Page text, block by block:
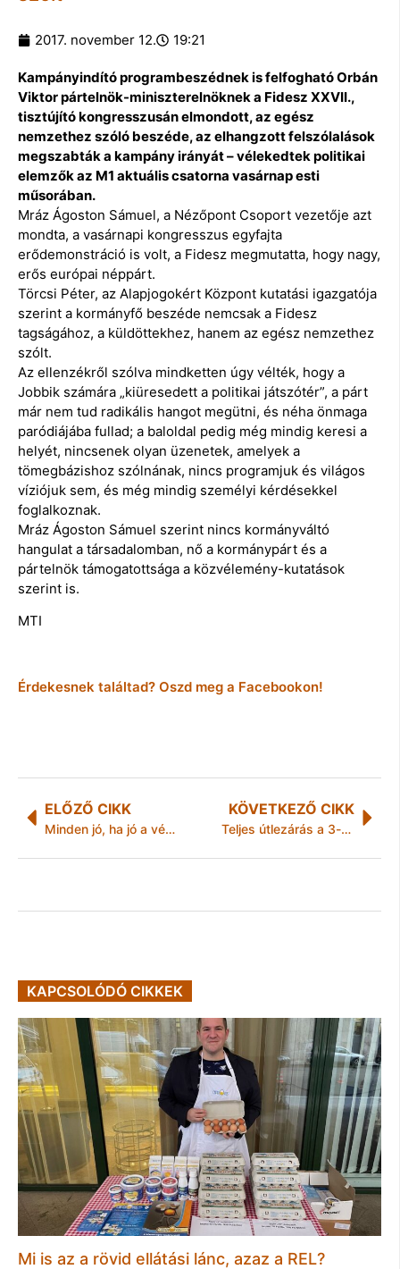
2017. november 12. 19:21
Kampányindító programbeszédnek is felfogható Orbán
Viktor pártelnök-miniszterelnöknek a Fidesz XXVII.,
tisztújító kongresszusán elmondott, az egész
nemzethez szóló beszéde, az elhangzott felszólalások
megszabták a kampány irányát – vélekedtek politikai
elemzők az M1 aktuális csatorna vasárnap esti
műsorában.
Mráz Ágoston Sámuel, a Nézőpont Csoport vezetője azt
mondta, a vasárnapi kongresszus egyfajta
erődemonstráció is volt, a Fidesz megmutatta, hogy nagy,
erős európai néppárt.
Törcsi Péter, az Alapjogokért Központ kutatási igazgatója
szerint a kormányfő beszéde nemcsak a Fidesz
tagságához, a küldöttekhez, hanem az egész nemzethez
szólt.
Az ellenzékről szólva mindketten úgy vélték, hogy a
Jobbik számára „kiüresedett a politikai játszótér”, a párt
már nem tud radikális hangot megütni, és néha önmaga
paródiájába fullad; a baloldal pedig még mindig keresi a
helyét, nincsenek olyan üzenetek, amelyek a
tömegbázishoz szólnának, nincs programjuk és világos
víziójuk sem, és még mindig személyi kérdésekkel
foglalkoznak.
Mráz Ágoston Sámuel szerint nincs kormányváltó
hangulat a társadalomban, nő a kormánypárt és a
pártelnök támogatottsága a közvélemény-kutatások
szerint is.
MTI
Érdekesnek találtad? Oszd meg a Facebookon!
ELŐZŐ CIKK
Minden jó, ha jó a vége
KÖVETKEZŐ CIKK
Teljes útlezárás a 3-as számú főúton
KAPCSOLÓDÓ CIKKEK
Mi is az a rövid ellátási lánc, azaz a REL?